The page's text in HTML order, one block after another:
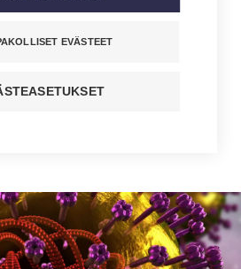
Euroopassa
on vakava
Suomessa ovat mahdollisia
EVÄSTEET